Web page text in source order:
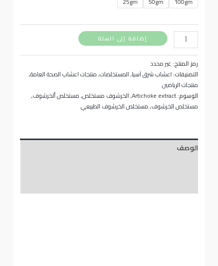
إضافة إلى السلة
رمز المنتج: غير محدد
التصنيفات: اعشاب شرق آسيا,المستخلصات,منتجات اعشاب الصحة العامة,
منتجات الرياضين
الوسوم:Artichoke extract
,الخرشوف مستخلص,مستخلص ألخرشوف,
مستخلص الخرشوف,مستخلص الخرشوف الطبيعي
الوصف